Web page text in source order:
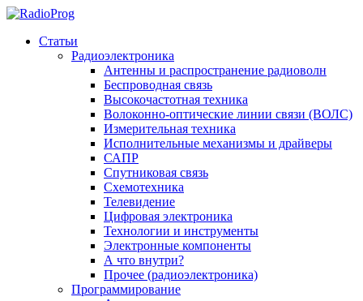
Статьи
Радиоэлектроника
Антенны и распространение радиоволн
Беспроводная связь
Высокочастотная техника
Волоконно-оптические линии связи (ВОЛС)
Измерительная техника
Исполнительные механизмы и драйверы
САПР
Спутниковая связь
Схемотехника
Телевидение
Цифровая электроника
Технологии и инструменты
Электронные компоненты
А что внутри?
Прочее (радиоэлектроника)
Программирование